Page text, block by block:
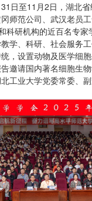
日至11月2日，湖北
师范公司、武汉老员
研机构的近百名专
学、科研、社会服务工
，设置动物及医学细
邀请国内著名细胞生
工业大学党委常委、